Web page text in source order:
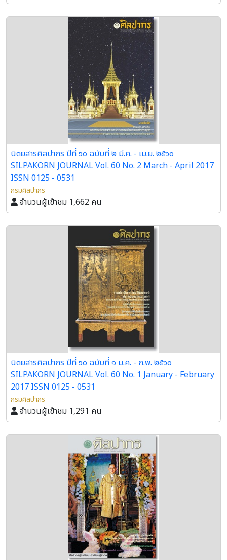
นิตยสารศิลปากร ปีที่ ๖๐ ฉบับที่ ๒ มี.ค. - เม.ย. ๒๕๖๐
SILPAKORN JOURNAL Vol. 60 No. 2 March - April 2017
ISSN 0125 - 0531
กรมศิลปากร
จำนวนผู้เข้าชม 1,662 คน
นิตยสารศิลปากร ปีที่ ๖๐ ฉบับที่ ๑ ม.ค. - ก.พ. ๒๕๖๐
SILPAKORN JOURNAL Vol. 60 No. 1 January - February
2017 ISSN 0125 - 0531
กรมศิลปากร
จำนวนผู้เข้าชม 1,291 คน